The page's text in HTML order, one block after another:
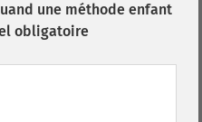
une méthode enfant
obligatoire